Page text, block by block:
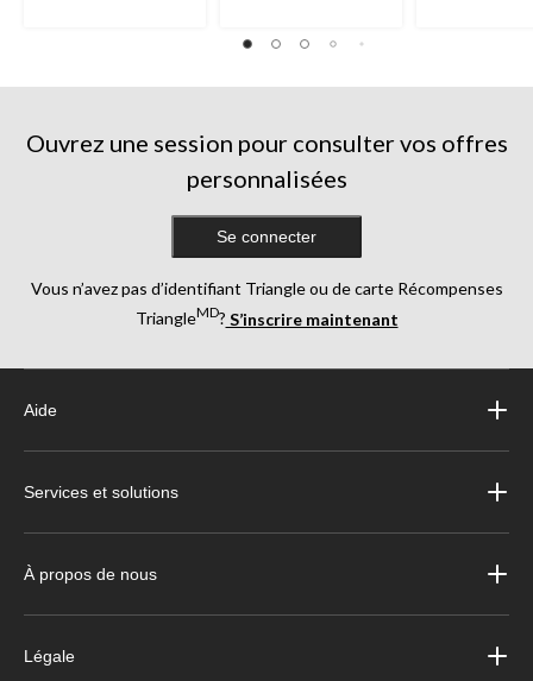
Ouvrez une session pour consulter vos offres
personnalisées
Se connecter
Vous n’avez pas d’identifiant Triangle ou de carte Récompenses
TriangleMD? S’inscrire maintenant
Aide
Services et solutions
À propos de nous
Légale